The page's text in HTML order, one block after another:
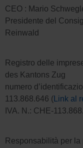
CEO : Mario
Presidente del
Reinwald
Registro delle
des Kantons Zug
numero
113.868.646 ( Link al
IVA. N.: CHE-
Responsabilità per